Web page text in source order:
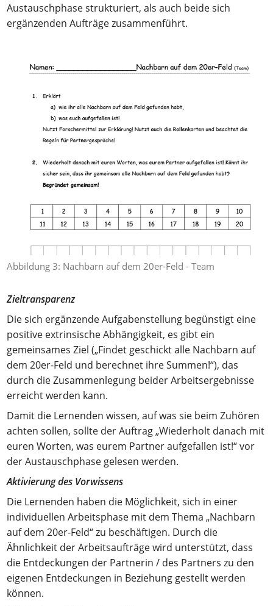
Austauschphase strukturiert, als auch beide sich
ergänzenden Aufträge zusammenführt.
Abbildung 3: Nachbarn auf dem 20er-Feld - Team
Zieltransparenz
Die sich ergänzende Aufgabenstellung begünstigt eine
positive extrinsische Abhängigkeit, es gibt ein
gemeinsames Ziel („Findet geschickt alle Nachbarn auf
dem 20er-Feld und berechnet ihre Summen!“), das
durch die Zusammenlegung beider Arbeitsergebnisse
erreicht werden kann.
Damit die Lernenden wissen, auf was sie beim Zuhören
achten sollen, sollte der Auftrag „Wiederholt danach mit
euren Worten, was eurem Partner aufgefallen ist!“ vor
der Austauschphase gelesen werden.
Aktivierung des Vorwissens
Die Lernenden haben die Möglichkeit, sich in einer
individuellen Arbeitsphase mit dem Thema „Nachbarn
auf dem 20er-Feld“ zu beschäftigen. Durch die
Ähnlichkeit der Arbeitsaufträge wird unterstützt, dass
die Entdeckungen der Partnerin / des Partners zu den
eigenen Entdeckungen in Beziehung gestellt werden
können.